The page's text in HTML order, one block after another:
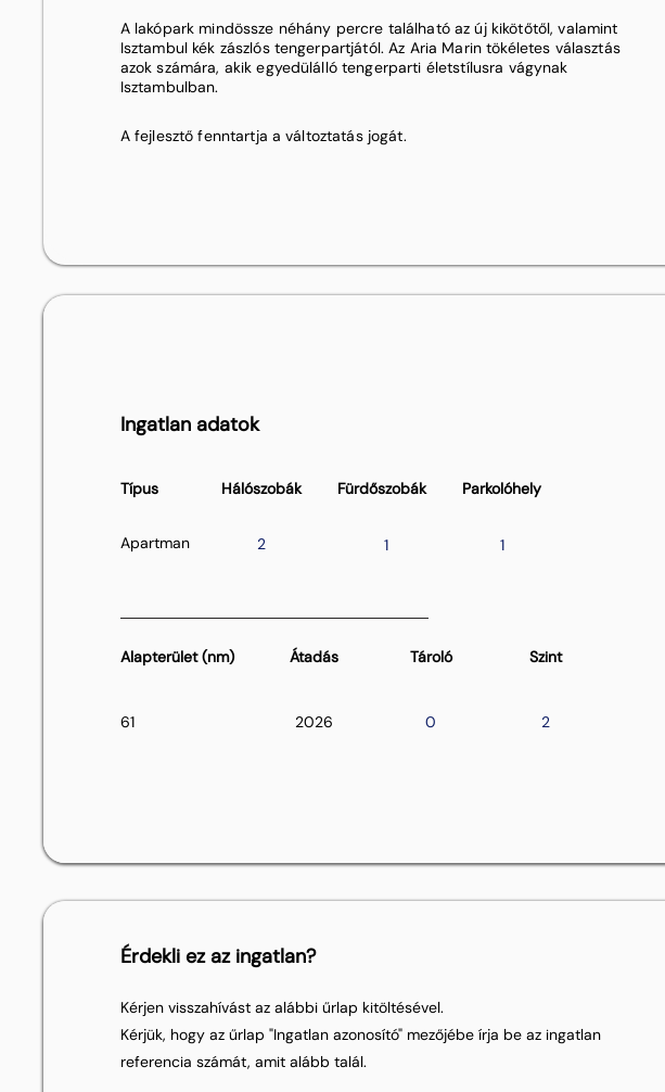
A lakópark mindössze néhány percre található az új kikötőtől, valamint
Isztambul kék zászlós tengerpartjától. Az Aria Marin tökéletes választás
azok számára, akik egyedülálló tengerparti életstílusra vágynak
Isztambulban.
A fejlesztő fenntartja a változtatás jogát.
Ingatlan adatok
Típus Hálószobák
Apartman 2
Fürdőszobák
1
Parkolóhely
1
Alapterület (nm) Átadás Tároló
61 2026 0
Szint
2
Érdekli ez az ingatlan?
Kérjen visszahívást az alábbi űrlap kitöltésével.
Kérjük, hogy az űrlap "Ingatlan azonosító" mezőjébe írja be az ingatlan
referencia számát, amit alább talál.